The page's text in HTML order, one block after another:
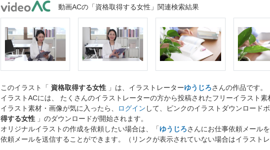
動画ACの「資格取得する女性」関連検索結果
このイラスト「 資格取得する女性 」は、イラストレーターゆうじろさんの作品です。
イラストACには、 たくさんのイラストレーターの方から投稿されたフリーイラスト
イラスト素材・画像が気に入ったら、
ログイン して、ピンクのイラストダウンロード
得する女性 」のダウンロードが開始されます。
オリジナルイラストの作成を依頼したい場合は、「ゆうじろさんにお仕事依頼メール
依頼メールを送信することができます。（リンクが表示されていない場合はイラスト